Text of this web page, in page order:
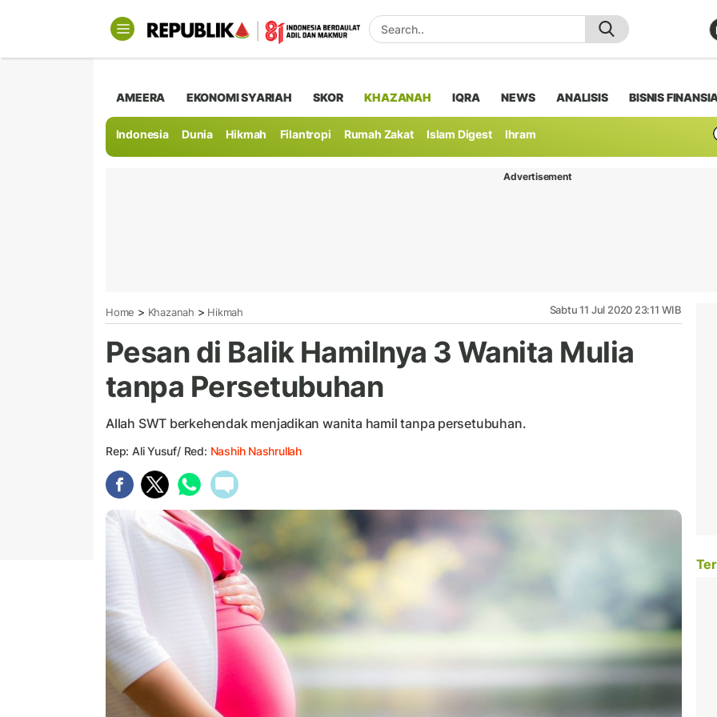
AMEERA EKONOMI SYARIAH SKOR KHAZANAH IQRA NEWS ANALISIS BISNIS
Indonesia Dunia Hikmah Filantropi Rumah Zakat Islam Digest Ihram
Advertisement
Home > Khazanah > Hikmah Sabtu 11 Jul 2020 23:11 WIB
Pesan di Balik Hamilnya 3 Wanita Mulia
tanpa Persetubuhan
Allah SWT berkehendak menjadikan wanita hamil tanpa persetubuhan.
Rep: Ali Yusuf/ Red: Nashih Nashrullah